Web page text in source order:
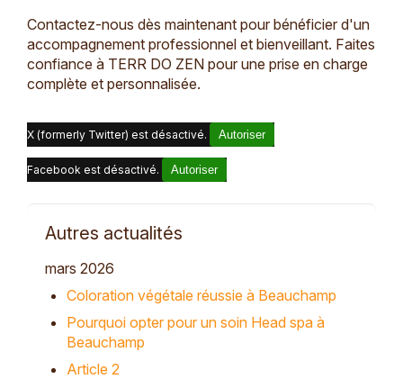
Contactez-nous dès maintenant pour bénéficier d'un
accompagnement professionnel et bienveillant. Faites
confiance à TERR DO ZEN pour une prise en charge
complète et personnalisée.
X (formerly Twitter) est désactivé. Autoriser
Facebook est désactivé. Autoriser
Autres actualités
mars 2026
Coloration végétale réussie à Beauchamp
Pourquoi opter pour un soin Head spa à
Beauchamp
Article 2